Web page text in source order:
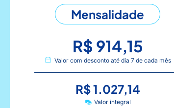
Mensalidade
R$ 914,15
Valor com desconto até dia 7 de cada mês
R$ 1.027,14
Valor integral